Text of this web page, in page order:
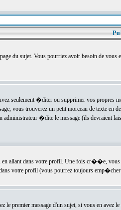
du sujet. Vous pourriez avoir besoin de
seulement �diter ou supprimer vos
trouverez un petit morceau de texte en
�dite le message (ils devraient
allant dans votre profil. Une fois cr��e, vous
votre profil (vous pourrez toujours
premier message d'un sujet, si vous en avez